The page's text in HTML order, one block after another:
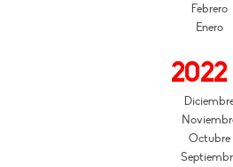
Febrero
Enero
2022
Octubre